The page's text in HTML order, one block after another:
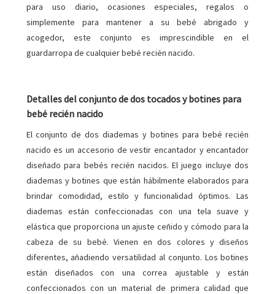
para uso diario, ocasiones especiales, regalos o
simplemente para mantener a su bebé abrigado y
acogedor, este conjunto es imprescindible en el
guardarropa de cualquier bebé recién nacido.
Detalles del conjunto de dos tocados y botines para
bebé recién nacido
El conjunto de dos diademas y botines para bebé recién
nacido es un accesorio de vestir encantador y encantador
diseñado para bebés recién nacidos. El juego incluye dos
diademas y botines que están hábilmente elaborados para
brindar comodidad, estilo y funcionalidad óptimos. Las
diademas están confeccionadas con una tela suave y
elástica que proporciona un ajuste ceñido y cómodo para la
cabeza de su bebé. Vienen en dos colores y diseños
diferentes, añadiendo versatilidad al conjunto. Los botines
están diseñados con una correa ajustable y están
confeccionados con un material de primera calidad que